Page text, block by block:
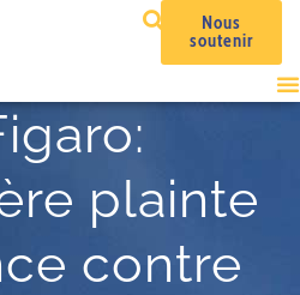
Nous
soutenir
plainte
contre